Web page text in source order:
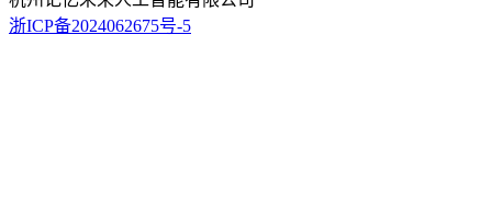
浙ICP备2024062675号-5